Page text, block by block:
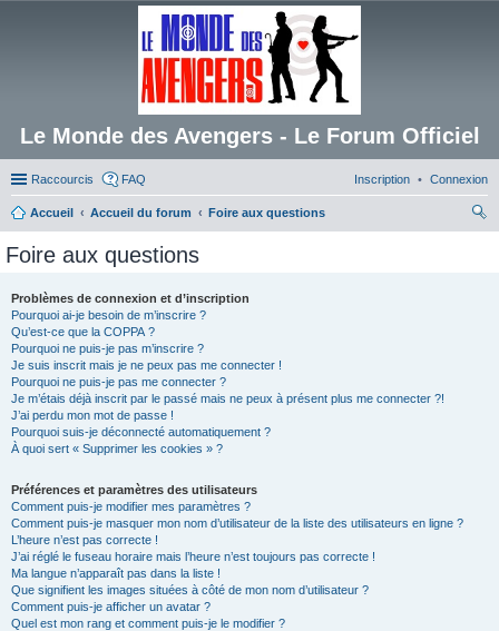
Le Monde des Avengers - Le Forum Officiel
Raccourcis FAQ Connexion
Inscription
Accueil Accueil du forum
Foire aux questions
Foire aux questions
Problèmes de connexion et d’inscription
Pourquoi ai-je besoin de m’inscrire ?
Qu’est-ce que la COPPA ?
Pourquoi ne puis-je pas m’inscrire ?
Je suis inscrit mais je ne peux pas me connecter !
Pourquoi ne puis-je pas me connecter ?
Je m’étais déjà inscrit par le passé mais ne peux à présent plus me connecter ?!
J’ai perdu mon mot de passe !
Pourquoi suis-je déconnecté automatiquement ?
À quoi sert « Supprimer les cookies » ?
Préférences et paramètres des utilisateurs
Comment puis-je modifier mes paramètres ?
Comment puis-je masquer mon nom d’utilisateur de la liste des utilisateurs en ligne ?
L’heure n’est pas correcte !
J’ai réglé le fuseau horaire mais l’heure n’est toujours pas correcte !
Ma langue n’apparaît pas dans la liste !
Que signifient les images situées à côté de mon nom d’utilisateur ?
Comment puis-je afficher un avatar ?
Quel est mon rang et comment puis-je le modifier ?